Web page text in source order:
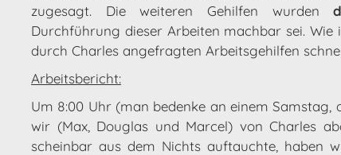
zugesagt. Die weiteren Gehilfen wurden
Durchführung dieser Arbeiten machbar sei.
durch Charles angefragten Arbeitsgehilfen
Arbeitsbericht:
Um 8:00 Uhr (man bedenke an einem Samstag,
wir (Max, Douglas und Marcel) von Charles
scheinbar aus dem Nichts auftauchte, haben